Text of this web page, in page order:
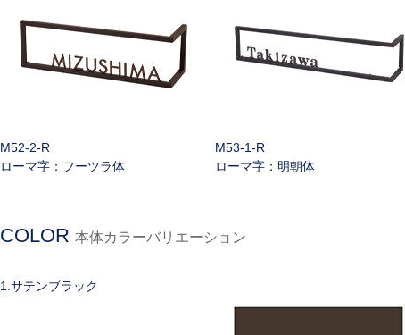
M52-2-R
ローマ字：フーツラ体
M53-1-R
ローマ字：明朝体
COLOR 本体カラーバリエーション
1.サテンブラック